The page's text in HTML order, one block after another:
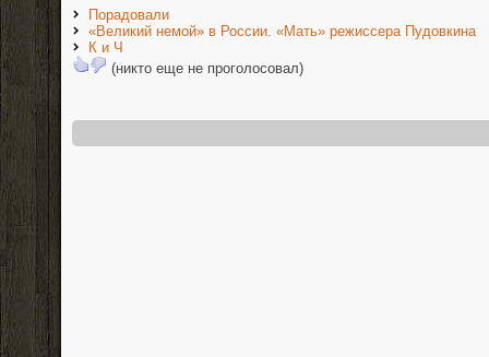
Порадовали
«Великий немой» в России. «Мать» режиссера Пудовкина
К и Ч
(никто еще не проголосовал)